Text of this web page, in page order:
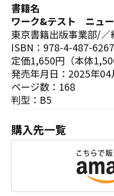
書籍名
ワーク&テスト ニュ
東京書籍出版事業部/／
ISBN：978-4-487-
定価1,650円（本体
発売年月日：2025年04
ページ数：168
判型：B5
購入先一覧